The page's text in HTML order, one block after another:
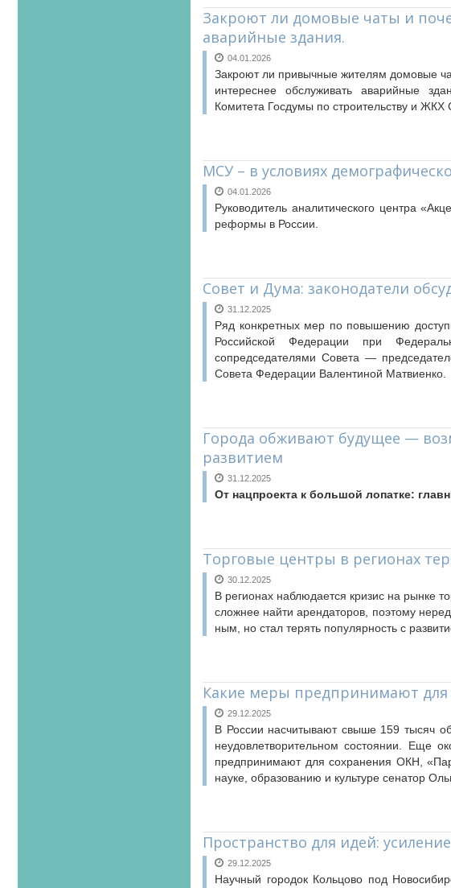
Закроют ли домовые чаты и
аварийные здания.
04.01.2026
Закроют ли привычные жителям домовые
интереснее обслуживать аварийные
Комитета Госдумы по строительству и ЖКХ
МСУ – в условиях
04.01.2026
Руководитель аналитического центра
реформы в России.
Совет и Дума: законодатели
31.12.2025
Ряд конкретных мер по повышению
Российской Федерации при
сопредседателями Совета —
Совета Федерации Валентиной Матвиенко.
Города обживают будущее —
развитием
31.12.2025
От нацпроекта к большой лопатке:
Торговые центры в регионах
30.12.2025
В ре­ги­о­нах на­блю­да­ет­ся кри­зис на рын­ке
слож­нее най­ти арен­да­то­ров, по­это­му
ным, но стал те­рять по­пу­ляр­ность с
Какие меры предпринимают для
29.12.2025
В России насчитывают свыше 159 тысяч
неудовлетворительном состоянии. Еще
предпринимают для сохранения ОКН,
науке, образованию и культуре сенатор
Пространство для идей:
29.12.2025
Научный городок Кольцово под